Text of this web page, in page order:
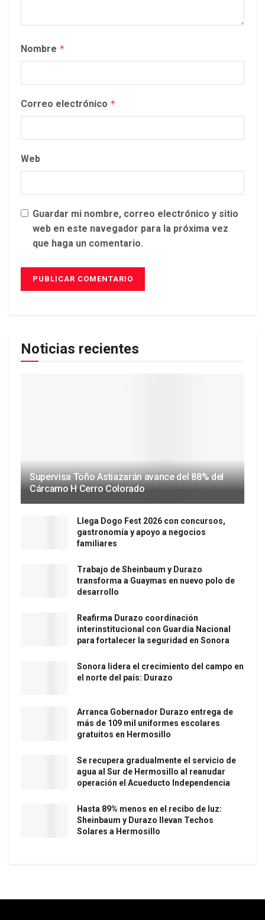
Nombre *
Correo electrónico *
Web
Guardar mi nombre, correo electrónico y sitio
web en este navegador para la próxima vez
que haga un comentario.
Noticias recientes
Supervisa Toño Astiazarán avance del 88% del
Cárcamo H Cerro Colorado
Llega Dogo Fest 2026 con concursos,
gastronomía y apoyo a negocios
familiares
Trabajo de Sheinbaum y Durazo
transforma a Guaymas en nuevo polo de
desarrollo
Reafirma Durazo coordinación
interinstitucional con Guardia Nacional
para fortalecer la seguridad en Sonora
Sonora lidera el crecimiento del campo en
el norte del país: Durazo
Arranca Gobernador Durazo entrega de
más de 109 mil uniformes escolares
gratuitos en Hermosillo
Se recupera gradualmente el servicio de
agua al Sur de Hermosillo al reanudar
operación el Acueducto Independencia
Hasta 89% menos en el recibo de luz:
Sheinbaum y Durazo llevan Techos
Solares a Hermosillo